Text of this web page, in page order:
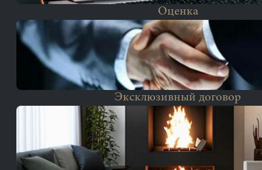
Оценка
Эксклюзивный договор